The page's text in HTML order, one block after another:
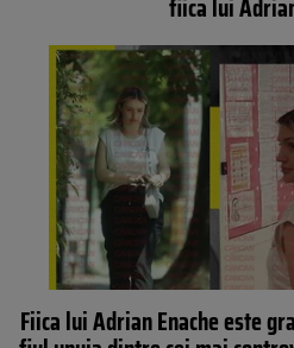
fiica lui
Fiica lui Adrian Enache este